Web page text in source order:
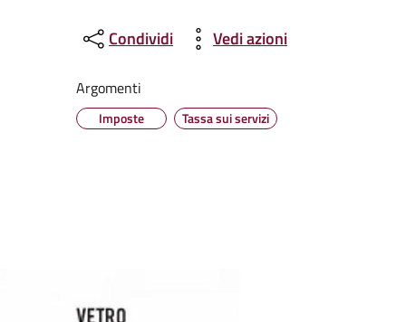
Condividi Vedi azioni
Argomenti
Imposte Tassa sui servizi